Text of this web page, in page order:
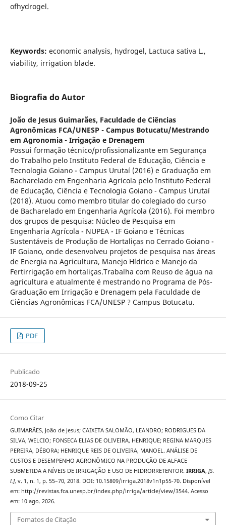
ofhydrogel.
Keywords: economic analysis, hydrogel, Lactuca sativa L.,
viability, irrigation blade.
Biografia do Autor
João de Jesus Guimarães, Faculdade de Ciências
Agronômicas FCA/UNESP - Campus Botucatu/Mestrando
em Agronomia - Irrigação e Drenagem
Possui formação técnico/profissionalizante em Segurança
do Trabalho pelo Instituto Federal de Educação, Ciência e
Tecnologia Goiano - Campus Urutaí (2016) e Graduação em
Bacharelado em Engenharia Agrícola pelo Instituto Federal
de Educação, Ciência e Tecnologia Goiano - Campus Urutaí
(2018). Atuou como membro titular do colegiado do curso
de Bacharelado em Engenharia Agrícola (2016). Foi membro
dos grupos de pesquisa: Núcleo de Pesquisa em
Engenharia Agrícola - NUPEA - IF Goiano e Técnicas
Sustentáveis de Produção de Hortaliças no Cerrado Goiano -
IF Goiano, onde desenvolveu projetos de pesquisa nas áreas
de Energia na Agricultura, Manejo Hídrico e Manejo da
Fertirrigação em hortaliças.Trabalha com Reuso de água na
agricultura e atualmente é mestrando no Programa de Pós-
Graduação em Irrigação e Drenagem pela Faculdade de
Ciências Agronômicas FCA/UNESP ? Campus Botucatu.
PDF
Publicado
2018-09-25
Como Citar
GUIMARÃES, João de Jesus; CAIXETA SALOMÃO, LEANDRO; RODRIGUES DA
SILVA, WELCIO; FONSECA ELIAS DE OLIVEIRA, HENRIQUE; REGINA MARQUES
PEREIRA, DÉBORA; HENRIQUE REIS DE OLIVEIRA, MANOEL. ANÁLISE DE
CUSTOS E DESEMPENHO AGRONÔMICO NA PRODUÇÃO DE ALFACE
SUBMETIDA A NÍVEIS DE IRRIGAÇÃO E USO DE HIDRORRETENTOR. IRRIGA, [S.
l.], v. 1, n. 1, p. 55–70, 2018. DOI: 10.15809/irriga.2018v1n1p55-70. Disponível
em: http://revistas.fca.unesp.br/index.php/irriga/article/view/3544. Acesso
em: 10 ago. 2026.
Fomatos de Citação